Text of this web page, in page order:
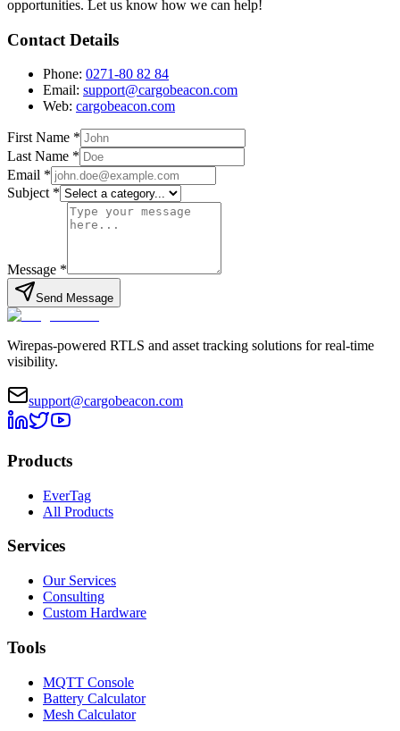
opportunities. Let us know how we can help!
Contact Details
Phone: 0271-80 82 84
Email: support@cargobeacon.com
Web: cargobeacon.com
First Name *
Last Name *
Email *
Subject *
Message *
Send Message
Wirepas-powered RTLS and asset tracking solutions for real-time
visibility.
support@cargobeacon.com
Products
EverTag
All Products
Services
Our Services
Consulting
Custom Hardware
Tools
MQTT Console
Battery Calculator
Mesh Calculator